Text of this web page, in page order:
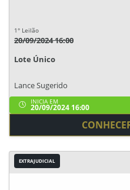
1° Leilão
20/09/2024 16:00
Lote Único
Lance Sugerido
INICIA EM
20/09/2024 16:00
EXTRAJUDICIAL